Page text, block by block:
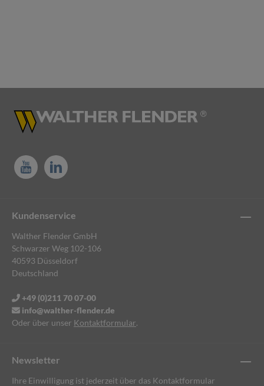
Newsletter
Ihre Einwilligung ist jederzeit über das Kontaktformular
Kundenservice
Walther Flender GmbH
Schwarzer Weg 102-106
40593 Düsseldorf
Deutschland
+49 (0)211 70 07-00
info@walther-flender.de
Oder über unser Kontaktformular.